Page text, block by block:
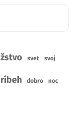
svet svoj
dobro noc